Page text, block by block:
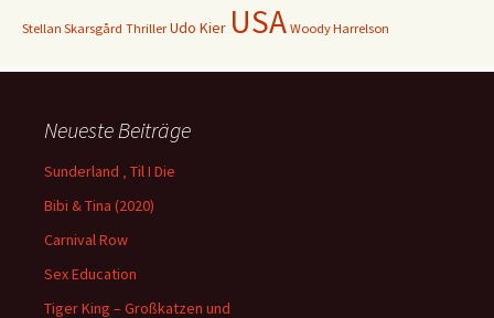
Stellan Skarsgård Thriller Udo Kier USA Woody Harrelson
Neueste Beiträge
Sunderland ‚ Til I Die
Bibi & Tina (2020)
Carnival Row
Sex Education
Tiger King – Großkatzen und